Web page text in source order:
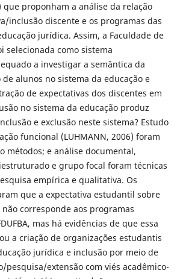
que proponham a análise da relação
inclusão discente e os programas das
jurídica. Assim, a Faculdade de
selecionada como sistema
a investigar a semântica da
alunos no sistema da educação e
de expectativas dos discentes em
no sistema da educação produz
e exclusão neste sistema? Estudo
funcional (LUHMANN, 2006) foram
métodos; e análise documental,
e grupo focal foram técnicas
empírica e qualitativa. Os
que a expectativa estudantil sobre
corresponde aos programas
mas há evidências de que essa
a criação de organizações estudantis
jurídica e inclusão por meio de
pesquisa/extensão com viés acadêmico-